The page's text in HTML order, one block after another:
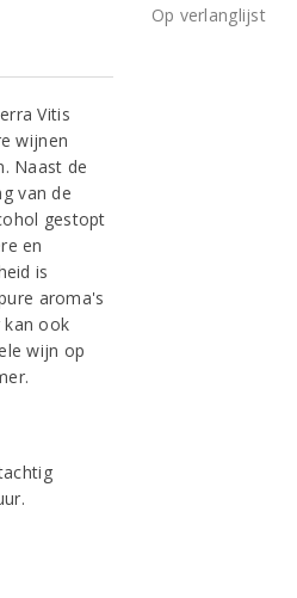
wijnen
Naast de
van de
gestopt
en
is
aroma's
kan ook
wijn op
Op verlanglijst